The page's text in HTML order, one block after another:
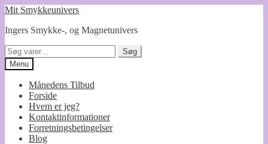
Spring
navigation
Spring
indhold
Mit Smykkeunivers
Ingers Smykke-, og Magnetunivers
Søg
efter:
Søg
Menu
Månedens Tilbud
Forside
Hvem er jeg?
Kontaktinformationer
Forretningsbetingelser
Blog